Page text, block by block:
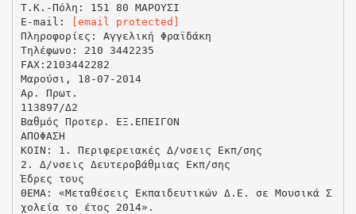
T.K.-Πόλη: 151 80 ΜΑΡΟΥΣΙ
E-mail:
[email protected]
Πληροφορίες: Aγγελική Φραϊδάκη
Τηλέφωνο: 210 3442235
FAX:2103442282
Μαρούσι, 18-07-2014
Αρ. Πρωτ.
113897/Δ2
Βαθμός Προτερ. ΕΞ.ΕΠΕΙΓΟΝ
ΑΠΟΦΑΣΗ
ΚΟΙΝ: 1. Περιφερειακές Δ/νσεις Εκπ/σης
2. Δ/νσεις Δευτεροβάθμιας Εκπ/σης
Έδρες τους
ΘΕΜΑ: «Μεταθέσεις Εκπαιδευτικών Δ.Ε. σε Μουσικά Σ
χολεία το έτος 2014».